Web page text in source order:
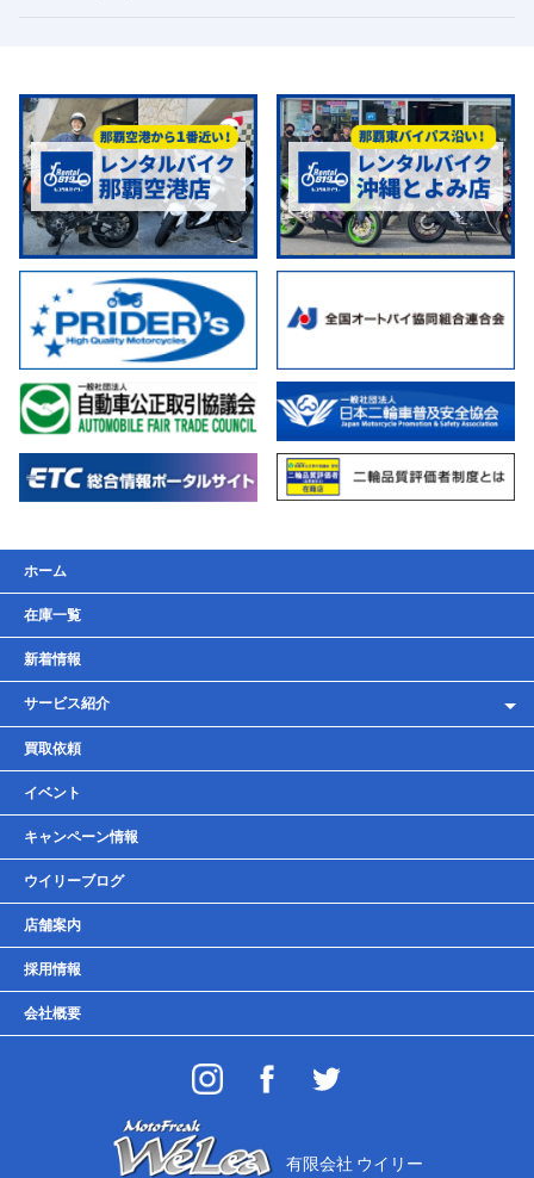
ホーム
在庫一覧
新着情報
サービス紹介
レンタルバイク
車検・点検・整備
貸しガレージ
買取依頼
イベント
キャンペーン情報
ウイリーブログ
店舗案内
採用情報
会社概要
有限会社 ウイリー